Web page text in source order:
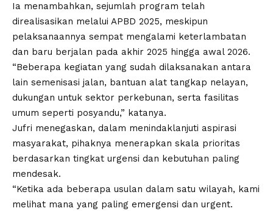
Ia menambahkan, sejumlah program telah
direalisasikan melalui APBD 2025, meskipun
pelaksanaannya sempat mengalami keterlambatan
dan baru berjalan pada akhir 2025 hingga awal 2026.
“Beberapa kegiatan yang sudah dilaksanakan antara
lain semenisasi jalan, bantuan alat tangkap nelayan,
dukungan untuk sektor perkebunan, serta fasilitas
umum seperti posyandu,” katanya.
Jufri menegaskan, dalam menindaklanjuti aspirasi
masyarakat, pihaknya menerapkan skala prioritas
berdasarkan tingkat urgensi dan kebutuhan paling
mendesak.
“Ketika ada beberapa usulan dalam satu wilayah, kami
melihat mana yang paling emergensi dan urgent.